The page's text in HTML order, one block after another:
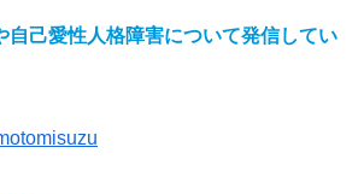
自己愛性人格障害について発信してい